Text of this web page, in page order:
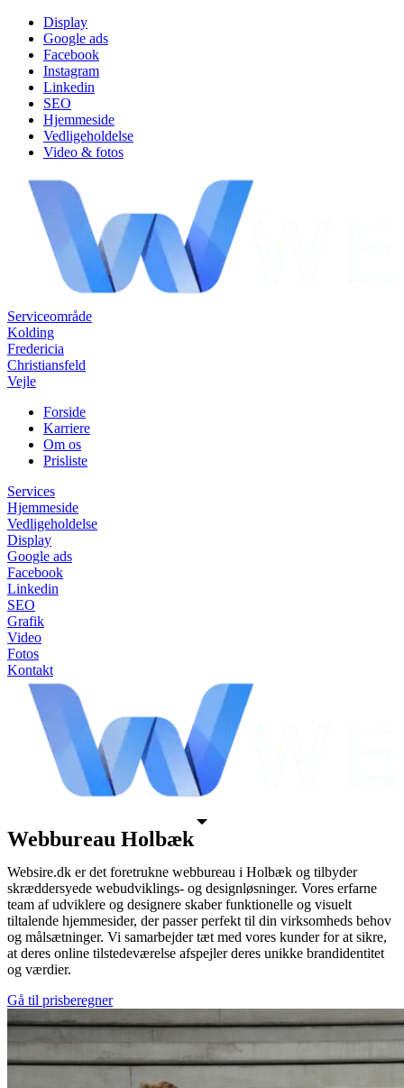
Skip
content
Display
Google ads
Facebook
Instagram
Linkedin
SEO
Hjemmeside
Vedligeholdelse
Video & fotos
Serviceområde
Kolding
Fredericia
Christiansfeld
Vejle
Forside
Karriere
Om os
Prisliste
Services
Hjemmeside
Vedligeholdelse
Display
Google ads
Facebook
Linkedin
SEO
Grafik
Video
Fotos
Kontakt
Webbureau Holbæk
Websire.dk er det foretrukne webbureau i Holbæk og tilbyder
skræddersyede webudviklings- og designløsninger. Vores erfarne
team af udviklere og designere skaber funktionelle og visuelt
tiltalende hjemmesider, der passer perfekt til din virksomheds behov
og målsætninger. Vi samarbejder tæt med vores kunder for at sikre,
at deres online tilstedeværelse afspejler deres unikke brandidentitet
og værdier.
Gå til prisberegner